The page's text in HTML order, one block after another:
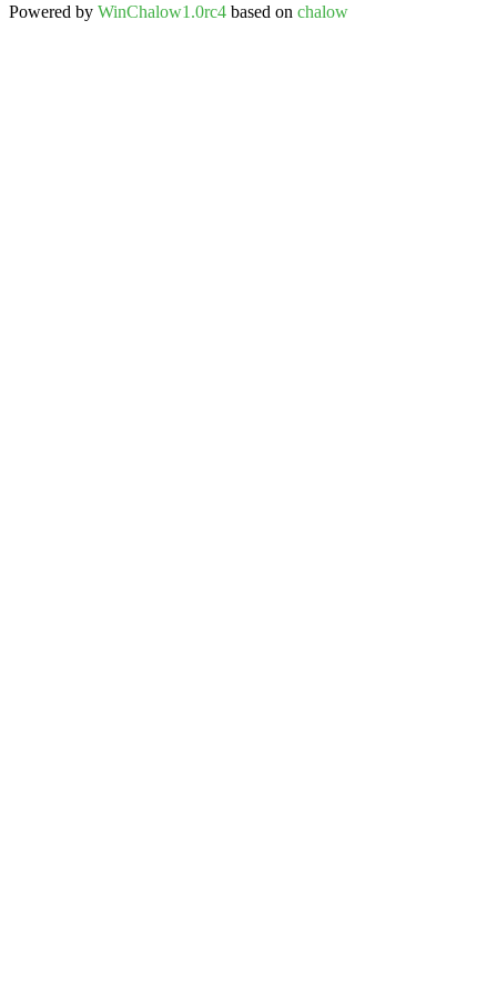
Powered by WinChalow1.0rc4 based on chalow